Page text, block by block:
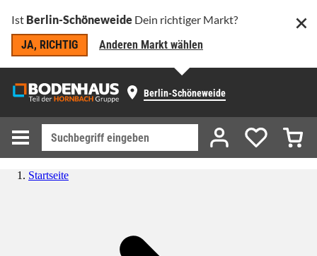
Ist Berlin-Schöneweide Dein richtiger Markt?
JA, RICHTIG
Anderen Markt wählen
Berlin-Schöneweide
Startseite